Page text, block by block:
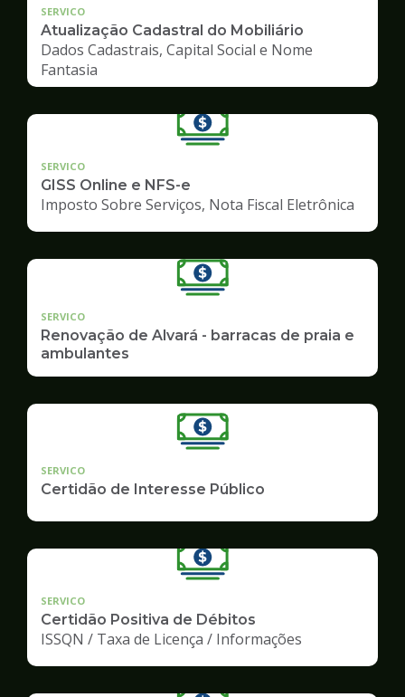
SERVICO
Atualização Cadastral do Mobiliário
Dados Cadastrais, Capital Social e Nome
Fantasia
SERVICO
GISS Online e NFS-e
Imposto Sobre Serviços, Nota Fiscal Eletrônica
SERVICO
Renovação de Alvará - barracas de praia e
ambulantes
SERVICO
Certidão de Interesse Público
SERVICO
Certidão Positiva de Débitos
ISSQN / Taxa de Licença / Informações